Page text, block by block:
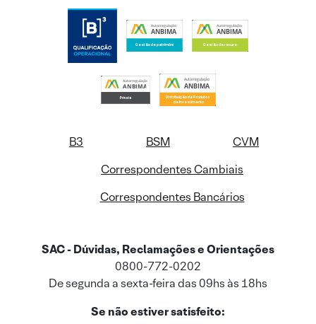
B3 BSM
CVM
Correspondentes Cambiais
Correspondentes Bancários
SAC - Dúvidas, Reclamações e Orientações
0800-772-0202
De segunda a sexta-feira das 09hs às 18hs
Se não estiver satisfeito: